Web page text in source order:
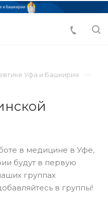
Уфа и Башкирия
в медицине в Уфе,
будут в первую
группах
в группы!